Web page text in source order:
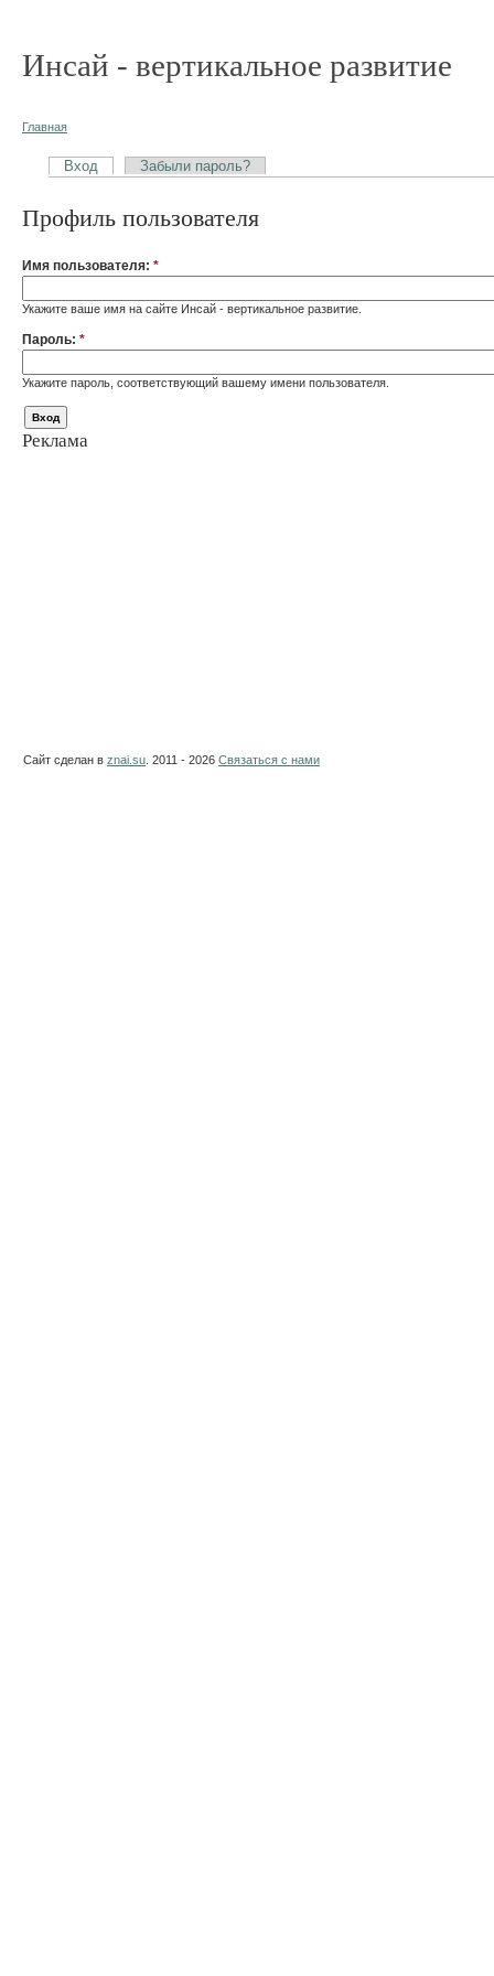
Инсай - вертикальное развитие
Главная
Вход Забыли пароль?
Профиль пользователя
Имя пользователя: *
Укажите ваше имя на сайте Инсай - вертикальное развитие.
Пароль: *
Укажите пароль, соответствующий вашему имени пользователя.
Реклама
Сайт сделан в znai.su . 2011 - 2026 Связаться с нами